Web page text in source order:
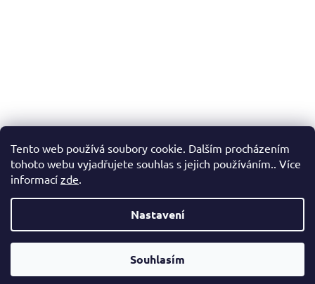
Tento web používá soubory cookie. Dalším procházením
tohoto webu vyjadřujete souhlas s jejich používáním.. Více
informací zde.
Nastavení
Souhlasím
Vážení zákazníci, v případě, že hledáte konkrétní zboží a my jej
nemáme v našem e-shopu, neváhejte nás kontaktovat a my Vám